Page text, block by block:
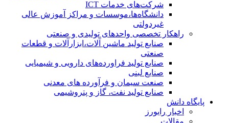
شرکت‌های خدمات ICT
دانشگاه‌ها،موسسات و مراکز آموزش عالی
غیردولتی
راهکار تخصصی واحدهای تولیدی و صنعتی
صنایع توليد ماشين آلات،ابزارآلات و قطعات
صنعتی
صنایع تولید فراورده‌های دارویی و شیمیایی
صنایع لبنی
صنعت سیمان و فرآورده های معدنی
صنایع تولید نفت، گاز و پتروشيمی
پایگاه دانش
اخبار رایورز
مقالات